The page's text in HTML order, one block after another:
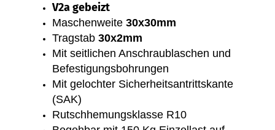
V2a gebeizt
Maschenweite 30x30mm
Tragstab 30x2mm
Mit seitlichen Anschraublaschen und
Befestigungsbohrungen
Mit gelochter Sicherheitsantrittskante
(SAK)
Rutschhemungsklasse R10